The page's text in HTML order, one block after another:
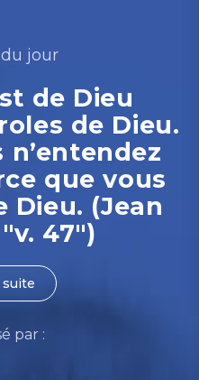
jour
de Dieu
de Dieu.
n’entendez
que vous
Dieu. (Jean
47")
suite
par :